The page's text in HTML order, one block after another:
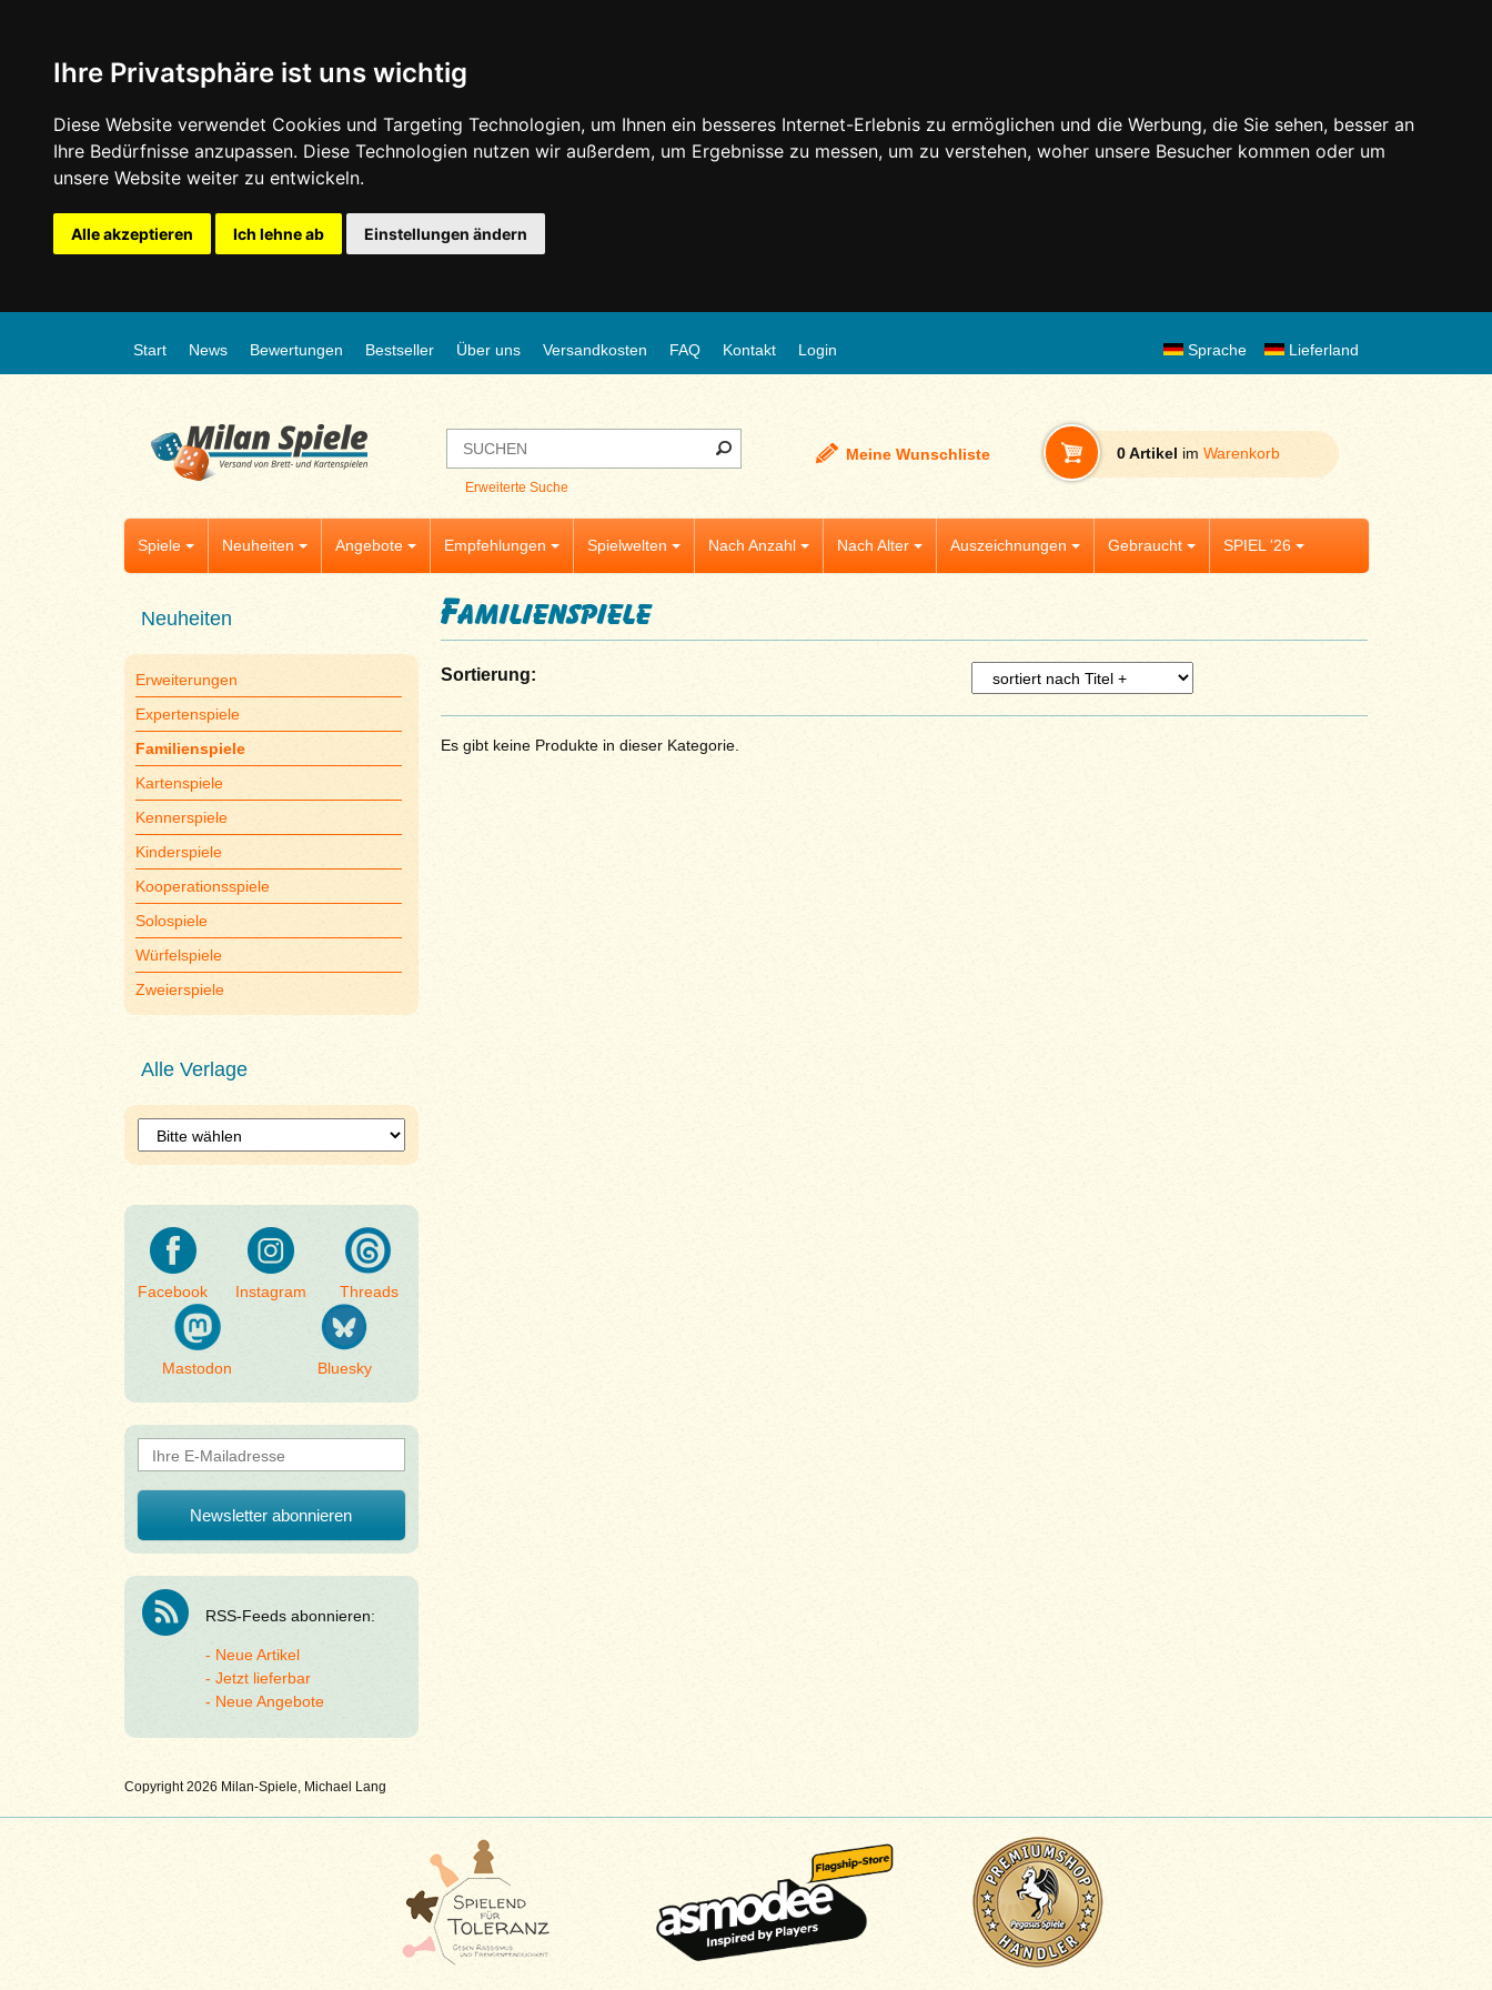
Ihre Privatsphäre ist uns wichtig
Diese Website verwendet Cookies und Targeting Technologien, um Ihnen ein besseres Internet-Erlebnis zu ermöglichen und die Werbung, die Sie sehen, besser an
Ihre Bedürfnisse anzupassen. Diese Technologien nutzen wir außerdem, um Ergebnisse zu messen, um zu verstehen, woher unsere Besucher kommen oder um
unsere Website weiter zu entwickeln.
Alle akzeptieren Ich lehne ab Einstellungen ändern
Start News Bewertungen Bestseller Über uns Versandkosten FAQ Kontakt Login Lieferland
Sprache
Erweiterte Suche
Meine Wunschliste 0 Artikel im Warenkorb
Spiele Neuheiten Angebote Empfehlungen Spielwelten Nach Anzahl Nach Alter Auszeichnungen Gebraucht SPIEL '26
Neuheiten
Erweiterungen
Expertenspiele
Familienspiele
Kartenspiele
Kennerspiele
Kinderspiele
Kooperationsspiele
Solospiele
Würfelspiele
Zweierspiele
Alle Verlage
Facebook Instagram Threads
Mastodon Bluesky
RSS-Feeds abonnieren:
Neue Artikel
Jetzt lieferbar
Neue Angebote
Copyright 2026 Milan-Spiele, Michael Lang
Familienspiele
Sortierung:
Es gibt keine Produkte in dieser Kategorie.